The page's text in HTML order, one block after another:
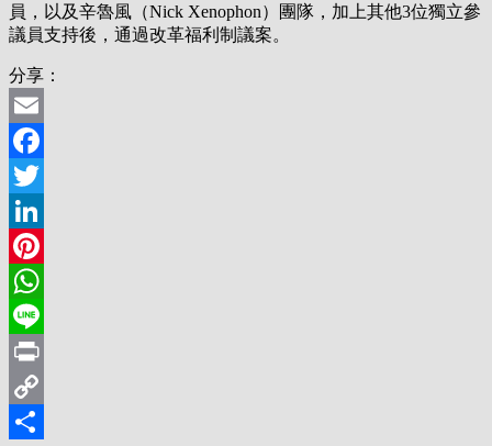
員，以及辛魯風（Nick Xenophon）團隊，加上其他3位獨立參
議員支持後，通過改革福利制議案。
分享：
Email
Facebook
Twitter
LinkedIn
Pinterest
WhatsApp
Line
Print
Copy